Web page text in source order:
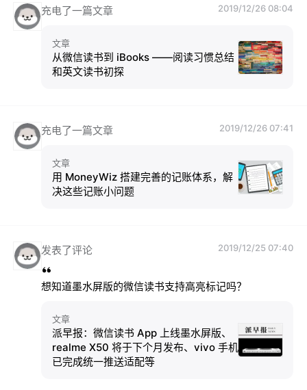
充电了一篇文章 2019/12/26 08:04
文章
从微信读书到 iBooks ——阅读习惯总结
和英文读书初探
充电了一篇文章 2019/12/26 07:41
文章
用 MoneyWiz 搭建完善的记账体系，解
决这些记账小问题
发表了评论 2019/12/25 07:40
想知道墨水屏版的微信读书支持高亮标记吗？
文章
派早报：微信读书 App 上线墨水屏版、
realme X50 将于下个月发布、vivo 手机
已完成统一推送适配等